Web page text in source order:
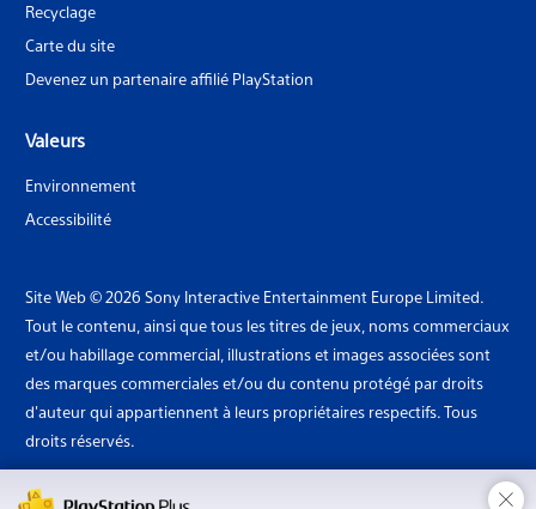
×
Recyclage
Carte du site
Devenez un partenaire affilié PlayStation
Valeurs
Environnement
Accessibilité
Site Web © 2026 Sony Interactive Entertainment Europe Limited.
Tout le contenu, ainsi que tous les titres de jeux, noms commerciaux
et/ou habillage commercial, illustrations et images associées sont
des marques commerciales et/ou du contenu protégé par droits
d'auteur qui appartiennent à leurs propriétaires respectifs. Tous
droits réservés.